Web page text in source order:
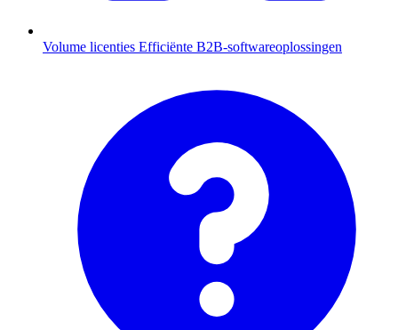
Volume licenties Efficiënte B2B-softwareoplossingen